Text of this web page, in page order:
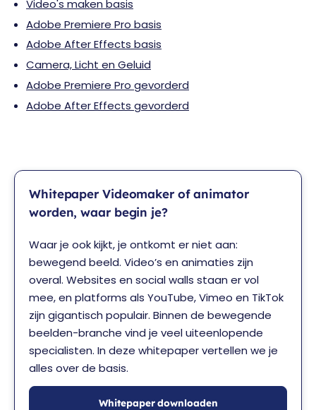
Video's maken basis
Adobe Premiere Pro basis
Adobe After Effects basis
Camera, Licht en Geluid
Adobe Premiere Pro gevorderd
Adobe After Effects gevorderd
Whitepaper Videomaker of animator
worden, waar begin je?
Waar je ook kijkt, je ontkomt er niet aan:
bewegend beeld. Video’s en animaties zijn
overal. Websites en social walls staan er vol
mee, en platforms als YouTube, Vimeo en TikTok
zijn gigantisch populair. Binnen de bewegende
beelden-branche vind je veel uiteenlopende
specialisten. In deze whitepaper vertellen we je
alles over de basis.
Whitepaper downloaden